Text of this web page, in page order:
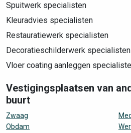
Spuitwerk specialisten
Kleuradvies specialisten
Restauratiewerk specialisten
Decoratieschilderwerk specialisten
Vloer coating aanleggen
Vestigingsplaatsen van
buurt
Zwaag
Obdam